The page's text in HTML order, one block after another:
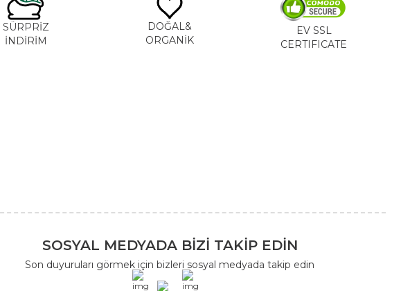
SÜRPRİZ
İNDİRİM
DOĞAL&
ORGANİK
EV SSL
CERTIFICATE
SOSYAL MEDYADA BİZİ TAKİP EDİN
Son duyuruları görmek için bizleri sosyal medyada takip edin